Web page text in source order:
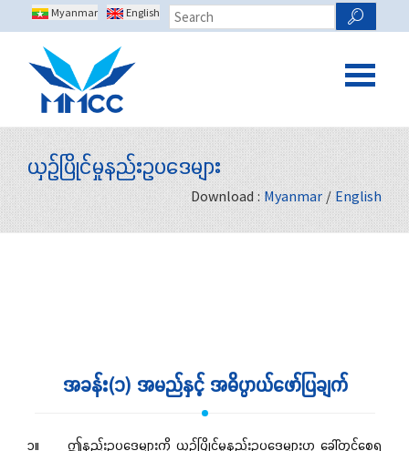
Myanmar English
ယှဉ်ပြိုင်မှုနည်းဥပဒေများ
Download : Myanmar/English
အခန်း(၁) အမည်နှင့် အဓိပ္ပ္ပာယ်ဖော်ပြချက်
၁။ ဤနည်းဥပဒေများကို ယှဉ်ပြိုင်မှုနည်းဥပဒေများဟု ခေါ်တွင်စေရ